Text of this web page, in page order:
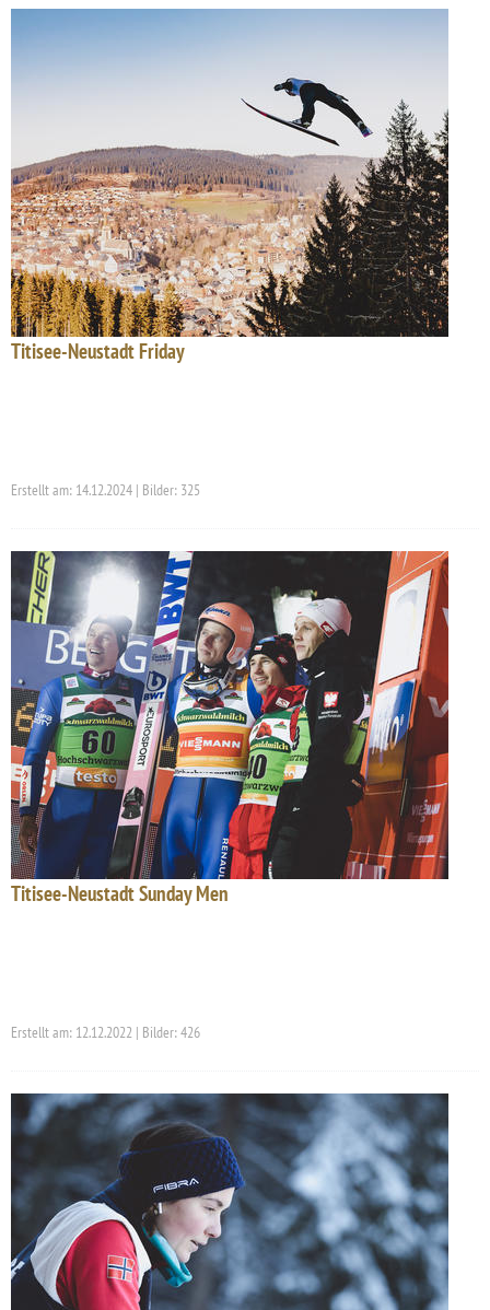
Titisee-Neustadt Friday
Erstellt am: 14.12.2024 | Bilder: 325
Titisee-Neustadt Sunday Men
Erstellt am: 12.12.2022 | Bilder: 426